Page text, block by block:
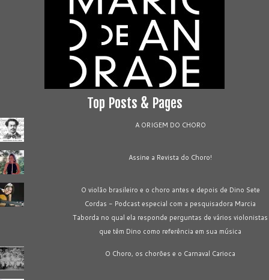
Top Posts & Pages
A ORIGEM DO CHORO
Assine a Revista do Choro!
O violão brasileiro e o choro antes e depois de Dino Sete
Cordas - Podcast especial com a pesquisadora Marcia
Taborda no qual ela responde perguntas de vários violonistas
que têm Dino como referência em sua música
O Choro, os chorões e o Carnaval Carioca